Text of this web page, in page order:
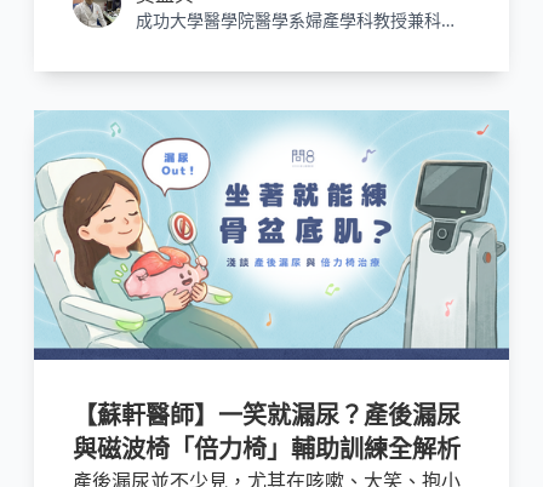
成功大學醫學院醫學系婦產學科教授兼科主
【蘇軒醫師】一笑就漏尿？產後漏尿
與磁波椅「倍力椅」輔助訓練全解析
產後漏尿並不少見，尤其在咳嗽、大笑、抱小